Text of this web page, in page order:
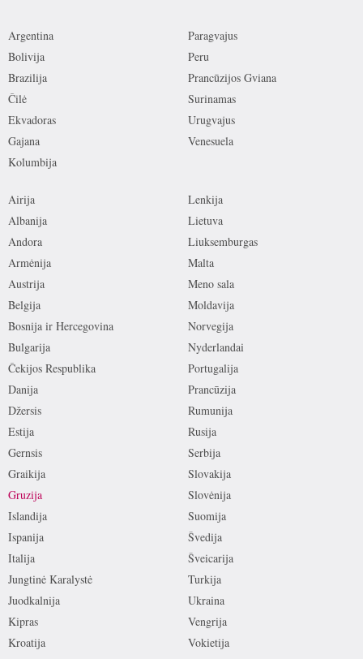
Argentina
Bolivija
Brazilija
Čilė
Ekvadoras
Gajana
Kolumbija
Paragvajus
Peru
Prancūzijos Gviana
Surinamas
Urugvajus
Venesuela
Airija
Albanija
Andora
Armėnija
Austrija
Belgija
Bosnija ir Hercegovina
Bulgarija
Čekijos Respublika
Danija
Džersis
Estija
Gernsis
Graikija
Gruzija
Islandija
Ispanija
Italija
Jungtinė Karalystė
Juodkalnija
Kipras
Kroatija
Lenkija
Lietuva
Liuksemburgas
Malta
Meno sala
Moldavija
Norvegija
Nyderlandai
Portugalija
Prancūzija
Rumunija
Rusija
Serbija
Slovakija
Slovėnija
Suomija
Švedija
Šveicarija
Turkija
Ukraina
Vengrija
Vokietija